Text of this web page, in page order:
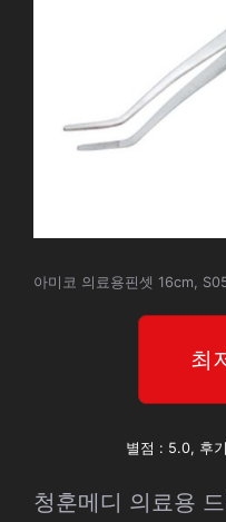
아미코 의료용핀셋 16cm,
최
별점 : 5.0, 후
청훈메디 의료용